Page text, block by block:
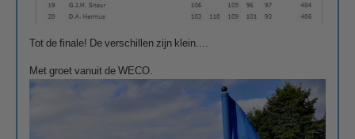
Tot de finale! De verschillen zijn klein....
Met groet vanuit de WECO.